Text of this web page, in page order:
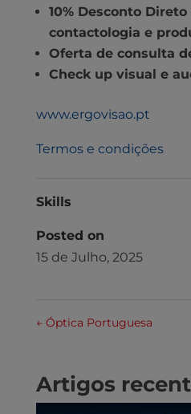
10% Desconto
contactologia e
Oferta de consulta
Check up visual e
www.ergovisao.pt
Termos e condições
Skills
Posted on
15 de Julho, 2025
←Óptica Portuguesa
Artigos